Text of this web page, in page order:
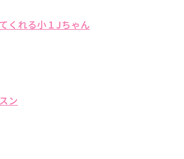
くれる小１Jちゃん
ン